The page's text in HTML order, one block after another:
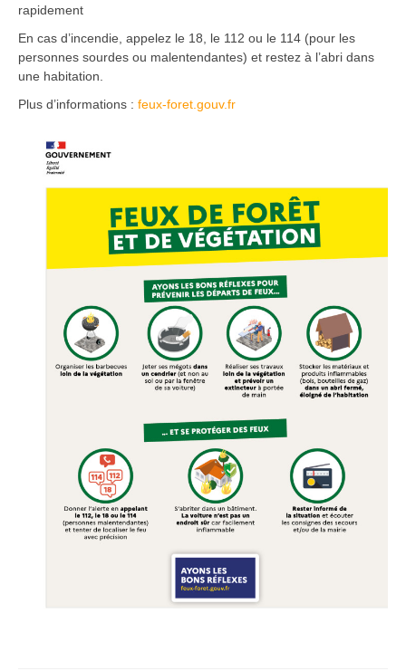
rapidement
En cas d’incendie, appelez le 18, le 112 ou le 114 (pour les
personnes sourdes ou malentendantes) et restez à l’abri dans
une habitation.
Plus d’informations : feux-foret.gouv.fr